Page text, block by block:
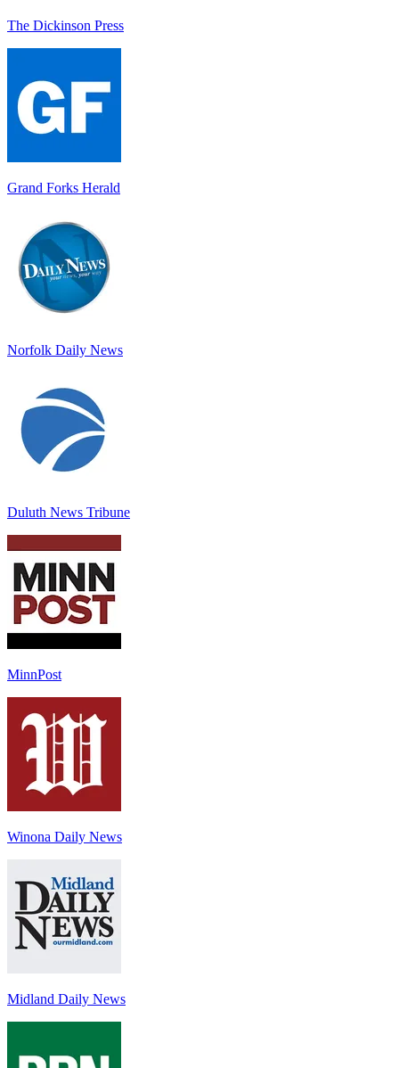
The Dickinson Press
Grand Forks Herald
Norfolk Daily News
Duluth News Tribune
MinnPost
Winona Daily News
Midland Daily News